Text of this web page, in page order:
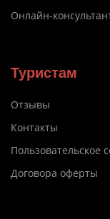
Онлайн-
Туристам
Отзывы
Контакты
Пользовательское
Договора оферты